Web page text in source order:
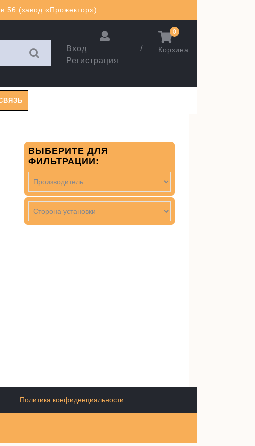
56 (завод «Прожектор»)
Вход /
Регистрация
Корзина
0
ВЫБЕРИТЕ ДЛЯ
ФИЛЬТРАЦИИ:
Политика конфиденциальности